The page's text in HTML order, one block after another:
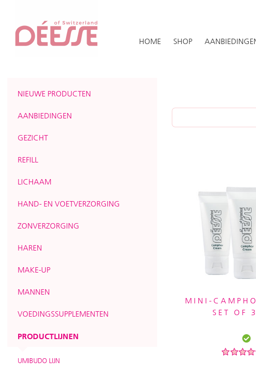
HOME SHOP
NIEUWE PRODUCTEN
AANBIEDINGEN
GEZICHT
REFILL
LICHAAM
HAND- EN VOETVERZORGING
ZONVERZORGING
HAREN
MAKE-UP
MANNEN
VOEDINGSSUPPLEMENTEN
PRODUCTLIJNEN
UMIBUDO LIJN
MINI-
SET OF